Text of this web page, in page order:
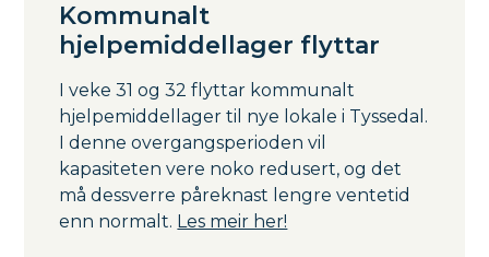
Kommunalt
hjelpemiddellager flyttar
I veke 31 og 32 flyttar kommunalt
hjelpemiddellager til nye lokale i Tyssedal.
I denne overgangsperioden vil
kapasiteten vere noko redusert, og det
må dessverre påreknast lengre ventetid
enn normalt. Les meir her!